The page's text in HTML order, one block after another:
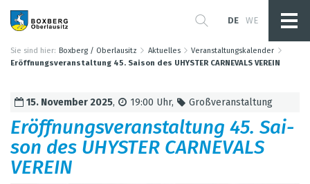
DE WE
Sie sind hier: Boxberg / Oberlausitz Aktuelles
Veranstaltungskalender
Eröffnungsveranstaltung 45. Saison des UHYSTER CARNEVALS VEREIN
15. Novem­ber 2025, 19:00 Uhr, Gro­ß­ver­an­stal­tung
Eröff­nungs­ver­an­stal­tung 45. Sai­
son des UHYS­TER CAR­NE­VALS
VER­EIN